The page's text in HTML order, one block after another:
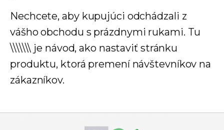
Nechcete, aby kupujúci odchádzali z
vášho obchodu s prázdnymi rukami. Tu
\\\\\\\ je návod, ako nastaviť stránku
produktu, ktorá premení návštevníkov na
zákazníkov.